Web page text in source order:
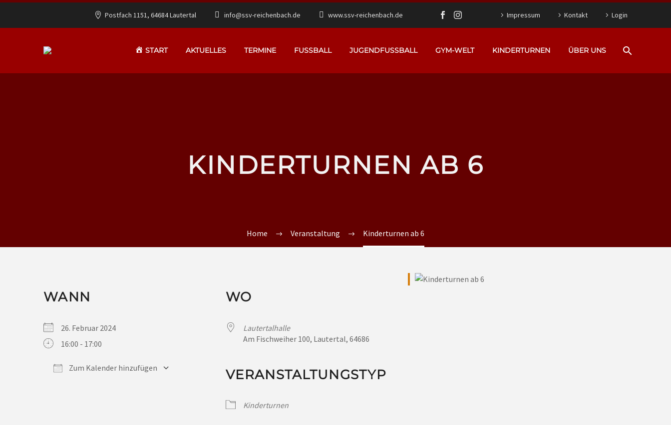
Postfach 1151, 64684 Lautertal info@ssv-reichenbach.de www.ssv-reichenbach.de Impressum Kontakt Login
START AKTUELLES TERMINE FUSSBALL JUGENDFUSSBALL GYM-WELT KINDERTURNEN ÜBER UNS
KINDERTURNEN AB 6
Home Veranstaltung Kinderturnen ab 6
WANN
26. Februar 2024
16:00 - 17:00
Zum Kalender hinzufügen
WO
Lautertalhalle
Am Fischweiher 100, Lautertal, 64686
VERANSTALTUNGSTYP
Kinderturnen